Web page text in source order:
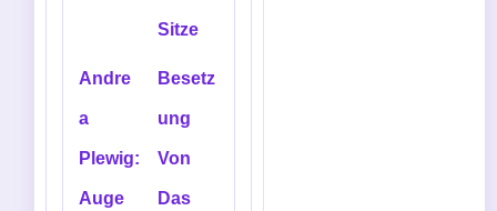
Sitze
Andre
a
Plewig:
Auge
Besetz
ung
Von
Das